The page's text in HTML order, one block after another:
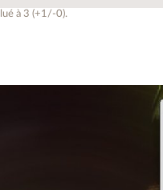
à 3 (+1/-0).